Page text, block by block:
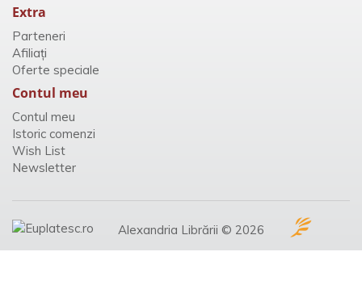
Extra
Parteneri
Afiliaţi
Oferte speciale
Contul meu
Contul meu
Istoric comenzi
Wish List
Newsletter
Alexandria Librării © 2026